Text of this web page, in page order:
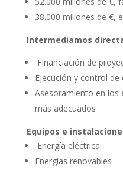
38.000 millones de €,
Intermediamos
Financiación de
Ejecución y control de
Asesoramiento en los
más adecuados
Equipos e
Energía eléctrica
Energías renovables